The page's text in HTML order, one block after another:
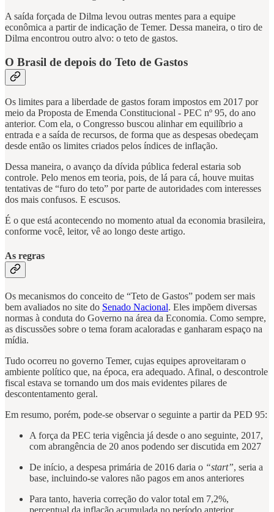
A saída forçada de Dilma levou outras mentes para a equipe
econômica a partir de indicação de Temer. Dessa maneira, o tiro de
Dilma encontrou outro alvo: o teto de gastos.
O Brasil de depois do Teto de Gastos
Os limites para a liberdade de gastos foram impostos em 2017 por
meio da Proposta de Emenda Constitucional - PEC nº 95, do ano
anterior. Com ela, o Congresso buscou alinhar em equilíbrio a
entrada e a saída de recursos, de forma que as despesas obedeçam
desde então os limites criados pelos índices de inflação.
Dessa maneira, o avanço da dívida pública federal estaria sob
controle. Pelo menos em teoria, pois, de lá para cá, houve muitas
tentativas de “furo do teto” por parte de autoridades com interesses
dos mais confusos. E escusos.
É o que está acontecendo no momento atual da economia brasileira,
conforme você, leitor, vê ao longo deste artigo.
As regras
Os mecanismos do conceito de “Teto de Gastos” podem ser mais
bem avaliados no site do Senado Nacional. Eles impõem diversas
normas à conduta do Governo na área da Economia. Como sempre,
as discussões sobre o tema foram acaloradas e ganharam espaço na
mídia.
Tudo ocorreu no governo Temer, cujas equipes aproveitaram o
ambiente político que, na época, era adequado. Afinal, o descontrole
fiscal estava se tornando um dos mais evidentes pilares de
descontentamento geral.
Em resumo, porém, pode-se observar o seguinte a partir da PED 95:
A força da PEC teria vigência já desde o ano seguinte, 2017,
com abrangência de 20 anos podendo ser discutida em 2027
De início, a despesa primária de 2016 daria o “start”, seria a
base, incluindo-se valores não pagos em anos anteriores
Para tanto, haveria correção do valor total em 7,2%,
percentual da inflação acumulada no período anterior